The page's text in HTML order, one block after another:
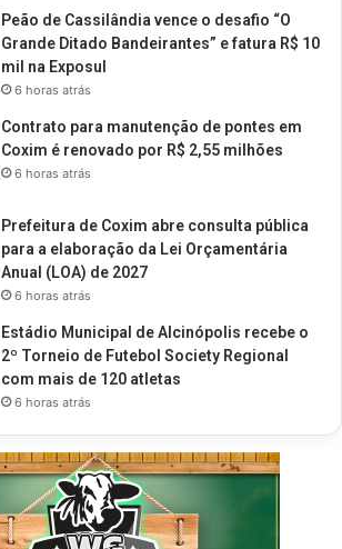
Peão de Cassilândia vence o desafio “O
Grande Ditado Bandeirantes” e fatura R$ 10
mil na Exposul
6 horas atrás
Contrato para manutenção de pontes em
Coxim é renovado por R$ 2,55 milhões
6 horas atrás
Prefeitura de Coxim abre consulta pública
para a elaboração da Lei Orçamentária
Anual (LOA) de 2027
6 horas atrás
Estádio Municipal de Alcinópolis recebe o
2º Torneio de Futebol Society Regional
com mais de 120 atletas
6 horas atrás